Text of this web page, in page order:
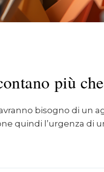
più
bisogno di un
quindi l’urgenza di